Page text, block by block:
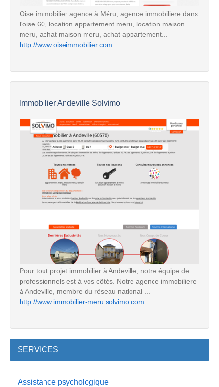
Oise immobilier agence à Méru, agence immobiliere dans
l'oise 60, location appartement meru, location maison
meru, achat maison meru, achat appartement...
http://www.oiseimmobilier.com
Immobilier Andeville Solvimo
Pour tout projet immobilier à Andeville, notre équipe de
professionnels est à vos côtés. Notre agence immobiliere
à Andeville, membre du réseau national ...
http://www.immobilier-meru.solvimo.com
SERVICES
Assistance psychologique